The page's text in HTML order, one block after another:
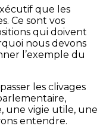
que les
Ce sont vos
qui doivent
nous devons
l’exemple du
les clivages
une vigie utile, une
entendre.